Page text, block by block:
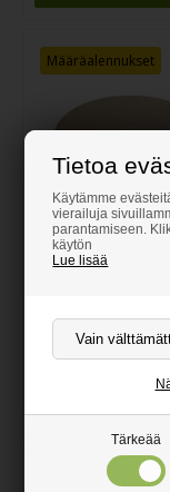
Tietoa
Käytämme
vierailuja
parantamiseen.
käytön
Lue lisää
Tärkeää
Määräalennukset
Pyöreä MDF-viilu -
Alkaen 12,00
Määräalennukset